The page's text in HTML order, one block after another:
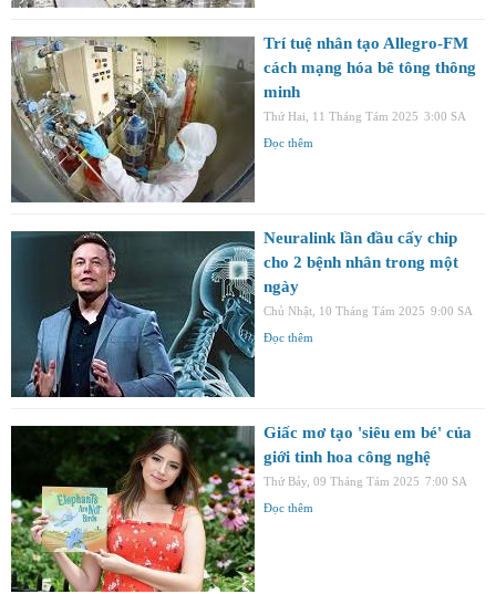
Trí tuệ nhân tạo Allegro-FM
cách mạng hóa bê tông thông
minh
Thứ Hai, 11 Tháng Tám 2025 3:00 SA
Đọc thêm
Neuralink lần đầu cấy chip
cho 2 bệnh nhân trong một
ngày
Chủ Nhật, 10 Tháng Tám 2025 9:00 SA
Đọc thêm
Giấc mơ tạo 'siêu em bé' của
giới tinh hoa công nghệ
Thứ Bảy, 09 Tháng Tám 2025 7:00 SA
Đọc thêm